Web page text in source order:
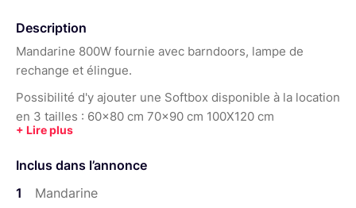
Description
Mandarine 800W fournie avec barndoors, lampe de
rechange et élingue.
Possibilité d'y ajouter une Softbox disponible à la location
en 3 tailles : 60x80 cm 70x90 cm 100X120 cm
Inclus dans l’annonce
1
Mandarine